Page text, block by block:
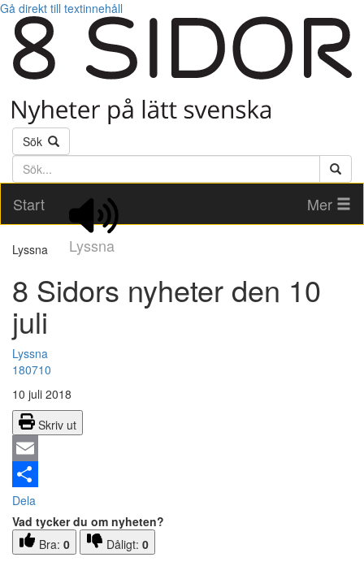
Gå direkt till textinnehåll
Sök
Söktext
Start
Lyssna
Mer
Lyssna
8 Sidors nyheter den 10
juli
Lyssna
180710
10 juli 2018
Skriv ut
Email
Dela
Vad tycker du om nyheten?
Bra: 0 Dåligt: 0